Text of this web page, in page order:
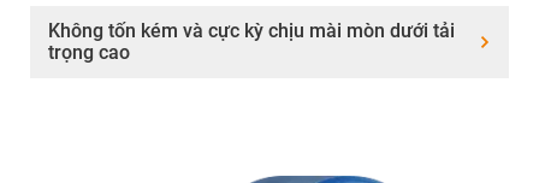
Không tốn kém và cực kỳ chịu mài mòn dưới tải
trọng cao